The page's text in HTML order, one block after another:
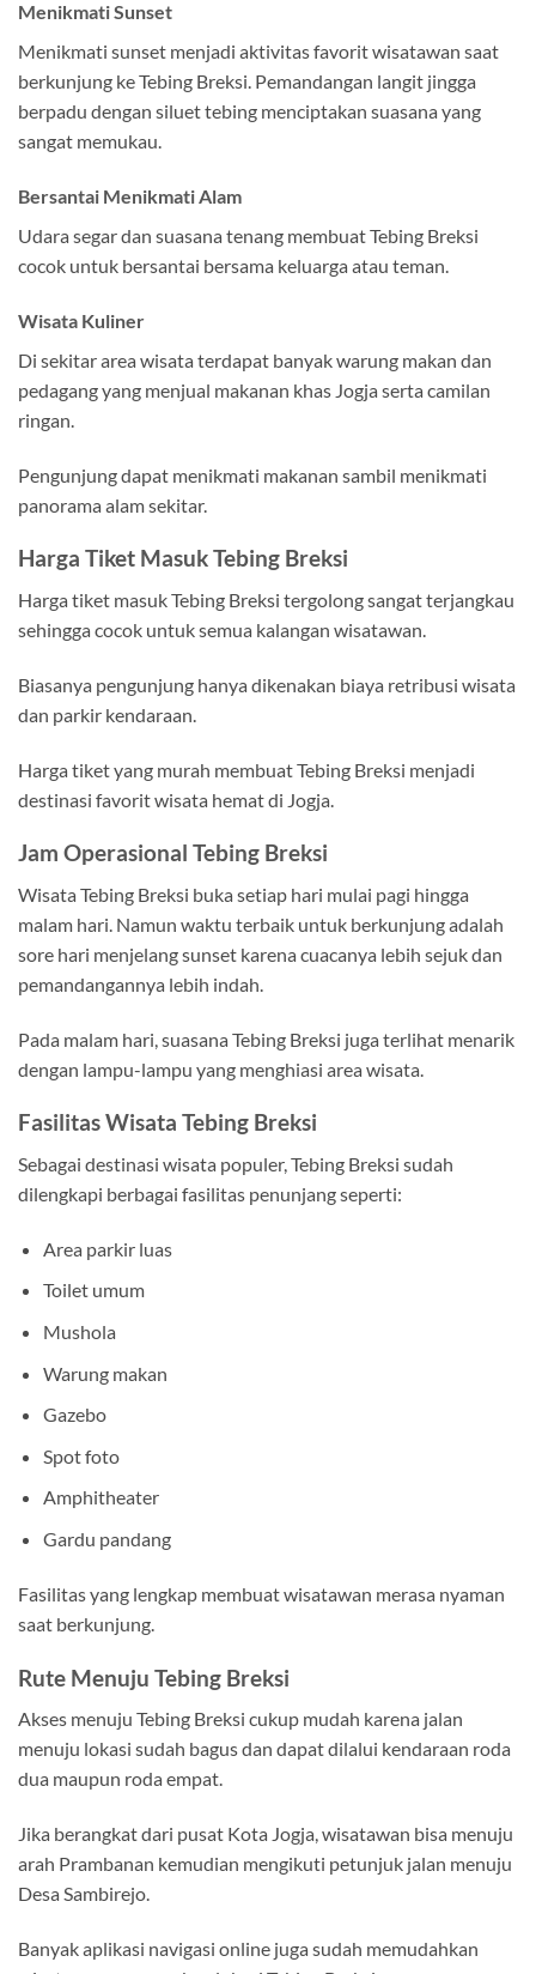
Menikmati Sunset
Menikmati sunset menjadi aktivitas favorit wisatawan saat
berkunjung ke Tebing Breksi. Pemandangan langit jingga
berpadu dengan siluet tebing menciptakan suasana yang
sangat memukau.
Bersantai Menikmati Alam
Udara segar dan suasana tenang membuat Tebing Breksi
cocok untuk bersantai bersama keluarga atau teman.
Wisata Kuliner
Di sekitar area wisata terdapat banyak warung makan dan
pedagang yang menjual makanan khas Jogja serta camilan
ringan.
Pengunjung dapat menikmati makanan sambil menikmati
panorama alam sekitar.
Harga Tiket Masuk Tebing Breksi
Harga tiket masuk Tebing Breksi tergolong sangat terjangkau
sehingga cocok untuk semua kalangan wisatawan.
Biasanya pengunjung hanya dikenakan biaya retribusi wisata
dan parkir kendaraan.
Harga tiket yang murah membuat Tebing Breksi menjadi
destinasi favorit wisata hemat di Jogja.
Jam Operasional Tebing Breksi
Wisata Tebing Breksi buka setiap hari mulai pagi hingga
malam hari. Namun waktu terbaik untuk berkunjung adalah
sore hari menjelang sunset karena cuacanya lebih sejuk dan
pemandangannya lebih indah.
Pada malam hari, suasana Tebing Breksi juga terlihat menarik
dengan lampu-lampu yang menghiasi area wisata.
Fasilitas Wisata Tebing Breksi
Sebagai destinasi wisata populer, Tebing Breksi sudah
dilengkapi berbagai fasilitas penunjang seperti:
Area parkir luas
Toilet umum
Mushola
Warung makan
Gazebo
Spot foto
Amphitheater
Gardu pandang
Fasilitas yang lengkap membuat wisatawan merasa nyaman
saat berkunjung.
Rute Menuju Tebing Breksi
Akses menuju Tebing Breksi cukup mudah karena jalan
menuju lokasi sudah bagus dan dapat dilalui kendaraan roda
dua maupun roda empat.
Jika berangkat dari pusat Kota Jogja, wisatawan bisa menuju
arah Prambanan kemudian mengikuti petunjuk jalan menuju
Desa Sambirejo.
Banyak aplikasi navigasi online juga sudah memudahkan